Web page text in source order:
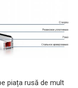
piața rusă de mult